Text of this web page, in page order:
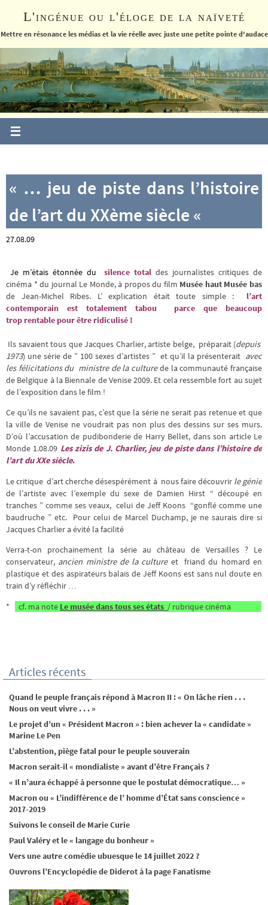
le
L'ingénue ou l'éloge de la naïveté
Mettre en résonance les médias et la vie réelle avec juste une petite pointe d'audace
« … jeu de piste dans l’histoire
de l’art du XXème siècle «
27.08.09
Je m’étais étonnée du silence total des journalistes critiques de
cinéma * du journal Le Monde, à propos du film Musée haut Musée bas
de Jean-Michel Ribes. L’ explication était toute simple :
l’art
contemporain est totalement tabou parce que beaucoup
trop rentable pour être ridiculisé !
Ils savaient tous que Jacques Charlier, artiste belge, préparait (depuis
1973) une série de ” 100 sexes d’artistes ” et qu’il la présenterait avec
les félicitations du ministre de la culturede la communauté française
de Belgique à la Biennale de Venise 2009. Et cela ressemble fort au sujet
de l’exposition dans le film !
Ce qu’ils ne savaient pas, c’est que la série ne serait pas retenue et que
la ville de Venise ne voudrait pas non plus des dessins sur ses murs.
D’où l’accusation de pudibonderie de Harry Bellet, dans son article Le
Monde 1.08.09 Les zizis de J. Charlier, jeu de piste dans l’histoire de
l’art du XXe siècle.
Le critique d’art cherche désespérément à nous faire découvrir le génie
de l’artiste avec l’exemple du sexe de Damien Hirst “ découpé en
tranches ” comme ses veaux, celui de Jeff Koons “gonflé comme une
baudruche ” etc. Pour celui de Marcel Duchamp, je ne saurais dire si
Jacques Charlier a évité la facilité
Verra-t-on prochainement la série au château de Versailles ? Le
conservateur, ancien ministre de la cultureet friand du homard en
plastique et des aspirateurs balais de Jeff Koons est sans nul doute en
train d’y réfléchir …
*
cf. ma note Le musée dans tous ses états / rubrique cinéma
Articles récents
Quand le peuple français répond à Macron II : « On lâche rien . . .
Nous on veut vivre . . . »
Le projet d’un « Président Macron » : bien achever la « candidate »
Marine Le Pen
L’abstention, piège fatal pour le peuple souverain
Macron serait-il « mondialiste » avant d’être Français ?
« Il n’aura échappé à personne que le postulat démocratique… »
Macron ou « L’indifférence de l’ homme d’État sans conscience »
2017-2019
Suivons le conseil de Marie Curie
Paul Valéry et le « langage du bonheur »
Vers une autre comédie ubuesque le 14 juillet 2022 ?
Ouvrons l’Encyclopédie de Diderot à la page Fanatisme